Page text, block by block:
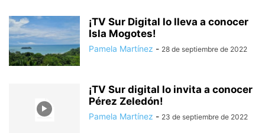
¡TV Sur Digital lo lleva a conocer
Isla Mogotes!
Pamela Martínez - 28 de septiembre de 2022
¡TV Sur digital lo invita a conocer
Pérez Zeledón!
Pamela Martínez - 23 de septiembre de 2022